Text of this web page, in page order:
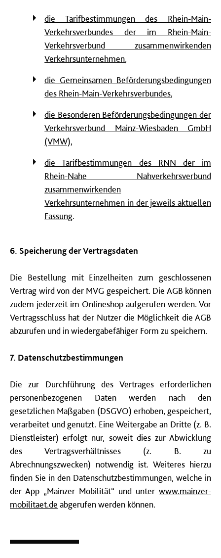
die Tarifbestimmungen des Rhein-Main-
Verkehrsverbundes der im Rhein-Main-
Verkehrsverbund zusammenwirkenden
Verkehrsunternehmen,
die Gemeinsamen Beförderungsbedingungen
des Rhein-Main-Verkehrsverbundes,
die Besonderen Beförderungsbedingungen der
Verkehrsverbund Mainz-Wiesbaden GmbH
(VMW),
die Tarifbestimmungen des RNN der im
Rhein-Nahe Nahverkehrsverbund
zusammenwirkenden
Verkehrsunternehmen in der jeweils aktuellen
Fassung.
6. Speicherung der Vertragsdaten
Die Bestellung mit Einzelheiten zum geschlossenen
Vertrag wird von der MVG gespeichert. Die AGB können
zudem jederzeit im Onlineshop aufgerufen werden. Vor
Vertragsschluss hat der Nutzer die Möglichkeit die AGB
abzurufen und in wiedergabefähiger Form zu speichern.
7. Datenschutzbestimmungen
Die zur Durchführung des Vertrages erforderlichen
personenbezogenen Daten werden nach den
gesetzlichen Maßgaben (DSGVO) erhoben, gespeichert,
verarbeitet und genutzt. Eine Weitergabe an Dritte (z. B.
Dienstleister) erfolgt nur, soweit dies zur Abwicklung
des Vertragsverhältnisses (z. B. zu
Abrechnungszwecken) notwendig ist. Weiteres hierzu
finden Sie in den Datenschutzbestimmungen, welche in
der App „Mainzer Mobilität“ und unter www.mainzer-
mobilitaet.de abgerufen werden können.